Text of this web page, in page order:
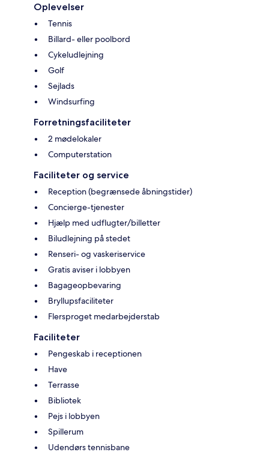
Oplevelser
Tennis
Billard- eller poolbord
Cykeludlejning
Golf
Sejlads
Windsurfing
Forretningsfaciliteter
2 mødelokaler
Computerstation
Faciliteter og service
Reception (begrænsede åbningstider)
Concierge-tjenester
Hjælp med udflugter/billetter
Biludlejning på stedet
Renseri- og vaskeriservice
Gratis aviser i lobbyen
Bagageopbevaring
Bryllupsfaciliteter
Flersproget medarbejderstab
Faciliteter
Pengeskab i receptionen
Have
Terrasse
Bibliotek
Pejs i lobbyen
Spillerum
Udendørs tennisbane